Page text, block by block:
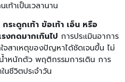
ท้าเป็นเวลานาน
กระดูกเท้า ข้อเท้า เอ็น หรือ
งกดมากเกินไป การประเมินอาการ
ใจสาเหตุของปัญหาได้ชัดเจนขึ้น ไม่
ำหนักตัว พฤติกรรมการเดิน การ
นชีวิตประจำวัน